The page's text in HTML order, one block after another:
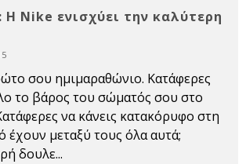
Nike ενισχύει την καλύτερη
σου ημιμαραθώνιο. Κατάφερες
το βάρος του σώματός σου στο
να κάνεις κατακόρυφο στη
έχουν μεταξύ τους όλα αυτά;
δουλε...